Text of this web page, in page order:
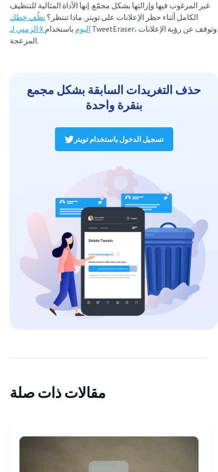
غير المرغوب فيها وإزالتها بشكل مجمّع. إنها الأداة المثالية للتنظيف
الكامل أثناء حظر الإعلانات على تويتر. ماذا تنتظر؟ نظّف خطك
الزمني لـ X اليوم باستخدام TweetEraser، وتوقف عن رؤية الإعلانات
المزعجة.
حذف التغريدات السابقة بشكل مجمع
بنقرة واحدة
تسجيل الدخول باستخدام تويتر
مقالات ذات صلة